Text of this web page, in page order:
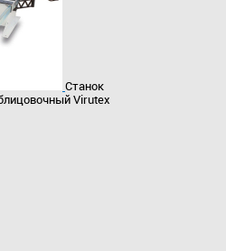
Станок
Virutex